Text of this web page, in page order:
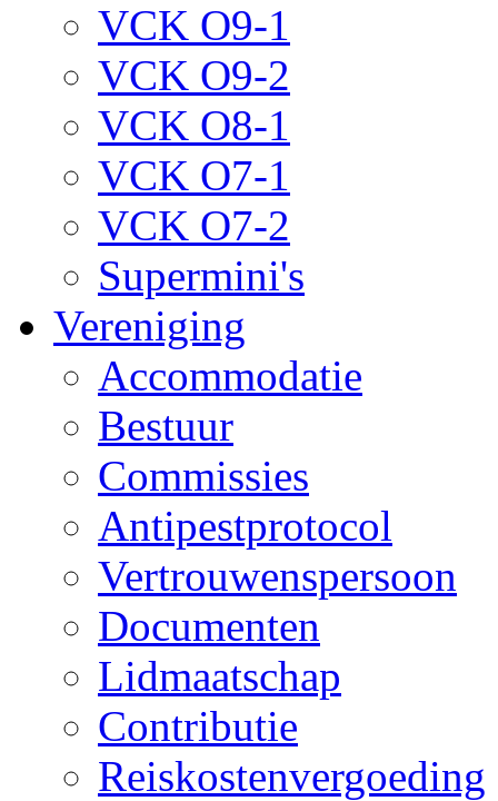
VCK O9-1
VCK O9-2
VCK O8-1
VCK O7-1
VCK O7-2
Supermini's
Vereniging
Accommodatie
Bestuur
Commissies
Antipestprotocol
Vertrouwenspersoon
Documenten
Lidmaatschap
Contributie
Reiskostenvergoeding